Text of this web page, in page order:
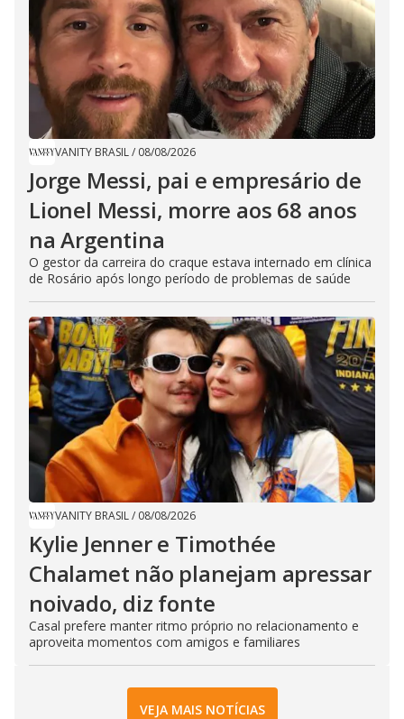
VANITY BRASIL/ 08/08/2026
Jorge Messi, pai e empresário de
Lionel Messi, morre aos 68 anos
na Argentina
O gestor da carreira do craque estava internado em clínica
de Rosário após longo período de problemas de saúde
VANITY BRASIL/ 08/08/2026
Kylie Jenner e Timothée
Chalamet não planejam apressar
noivado, diz fonte
Casal prefere manter ritmo próprio no relacionamento e
aproveita momentos com amigos e familiares
VEJA MAIS NOTÍCIAS